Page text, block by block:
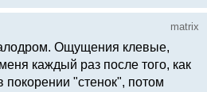
matrix
Ощущения клевые,
каждый раз после того, как
покорении "стенок", потом